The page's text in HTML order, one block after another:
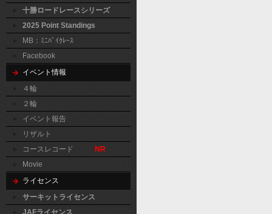
十勝ロードレースシリーズ
2025 Point Standings
MB：ﾐﾆﾊﾞｲｸﾚｰｽ
Facebook
イベント情報
４輪
２輪
イベント報告
リザルト
コースレコード
NR
Movie
ライセンス
サーキットライセンス
JAFライセンス